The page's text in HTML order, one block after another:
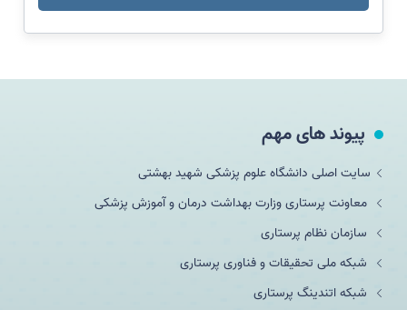
پیوند های مهم
سایت اصلی دانشگاه علوم پزشکی شهید بهشتی
معاونت پرستاری وزارت بهداشت درمان و آموزش پزشکی
سازمان نظام پرستاری
شبکه ملی تحقيقات و فناوری پرستاری
شبکه اتندینگ پرستاری